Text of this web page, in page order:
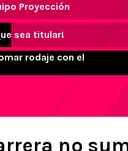
Proyección
sea titular!
rodaje con el
no